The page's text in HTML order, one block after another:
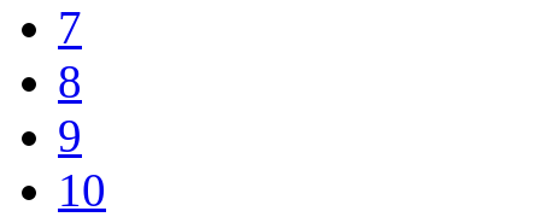
7
8
9
10